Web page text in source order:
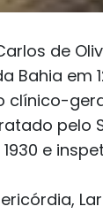
de
Bahia em
clínico-
pelo
e